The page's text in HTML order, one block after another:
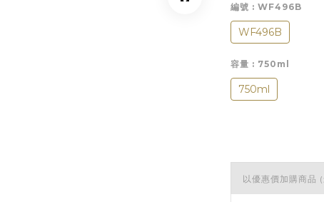
編號 : WF496B
WF496B
容量 : 750ml
750ml
以優惠價加購商品